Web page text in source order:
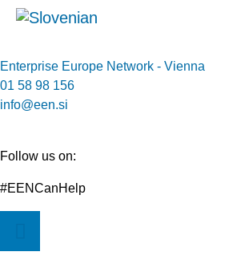
Enterprise Europe Network - Vienna
01 58 98 156
info@een.si
Follow us on:
#EENCanHelp